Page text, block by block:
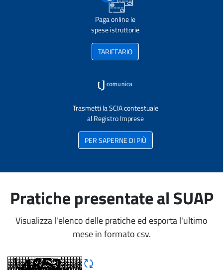
Paga online le
spese istruttorie
TARIFFARIO
Trasmetti la SCIA contestuale
al Registro Imprese
PER SAPERNE DI PIÙ
Pratiche presentate al SUAP
Visualizza l'elenco delle pratiche ed esporta l'ultimo
mese in formato csv.
Rigene CAPTCHA